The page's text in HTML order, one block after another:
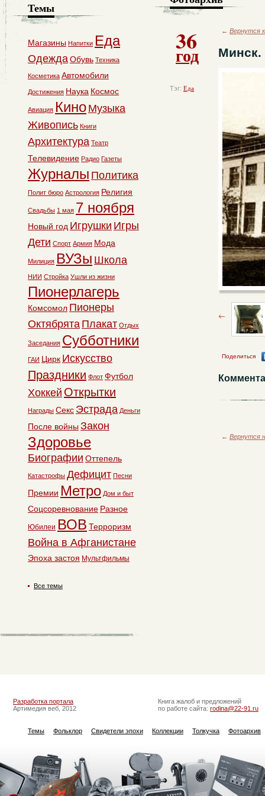
36
год
Тэг: Еда
← Вернутся
Минск.
Поделиться
← Вернутся
Темы
Магазины Напитки Еда
ОдеждаОбувь Техника
Косметика Автомобили
Достижения Наука Космос
Авиация Кино Музыка
Живопись Книги
Архитектура Театр
Телевидение Радио Газеты
Журналы Политика
Полит бюро Астрология Религия
Свадьбы 1 мая 7 ноября
Новый год Игрушки Игры
Дети Спорт Армия Мода
Милиция ВУЗы Школа
НИИ Стройка Ушли из жизни
Пионерлагерь
Комсомол Пионеры
Октябрята Плакат Отдых
Заседания Субботники
ГАИ Цирк Искусство
Праздники Флот Футбол
Хоккей Открытки
Награды Секс Эстрада Деньги
После войны Закон
Здоровье
Биографии Оттепель
Катастрофы Дефицит Песни
Премии Метро Дом и быт
Соцсоревнование Разное
Юбилеи ВОВ Терроризм
Война в Афганистане
Эпоха застоя Мультфильмы
Все темы
Разработка портала
Артимедия веб, 2012
Книга жалоб и предложений
по работе сайта: rodina@22-91.ru
Темы Фольклор Свидетели эпохи Коллекции Толкучка Фотоархив